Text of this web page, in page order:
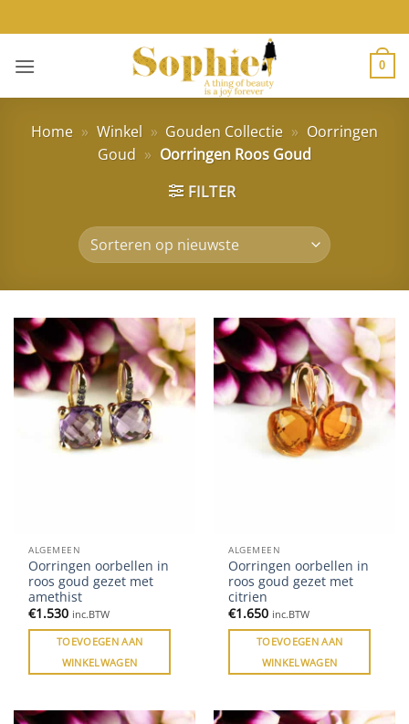
naar
inhoud
0
Home » Winkel » Gouden Collectie » Oorringen
Goud » Oorringen Roos Goud
FILTER
ALGEMEEN
Oorringen oorbellen in
roos goud gezet met
amethist
€1.530 inc.BTW
TOEVOEGEN AAN
WINKELWAGEN
ALGEMEEN
Oorringen oorbellen in
roos goud gezet met
citrien
€1.650 inc.BTW
TOEVOEGEN AAN
WINKELWAGEN